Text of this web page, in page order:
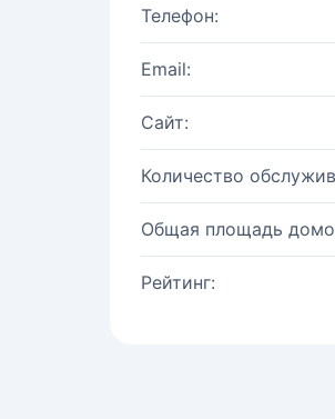
Телефон:
Email:
Сайт:
Количество
Общая площадь
Рейтинг: